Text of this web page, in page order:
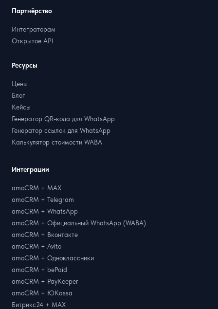
Интеграции
amoCRM + MAX
amoCRM + Telegram
amoCRM + WhatsApp
amoCRM + Официальный WhatsApp (WABA)
amoCRM + Вконтакте
amoCRM + Avito
amoCRM + Одноклассники
amoCRM + bePaid
amoCRM + PayKeeper
amoCRM + ЮKassa
Битрикс24 + MAX
Партнёрство
Интеграторам
Открытое API
Ресурсы
Цены
Блог
Кейсы
Генератор QR-кода для WhatsApp
Генератор ссылок для WhatsApp
Калькулятор стоимости WABA